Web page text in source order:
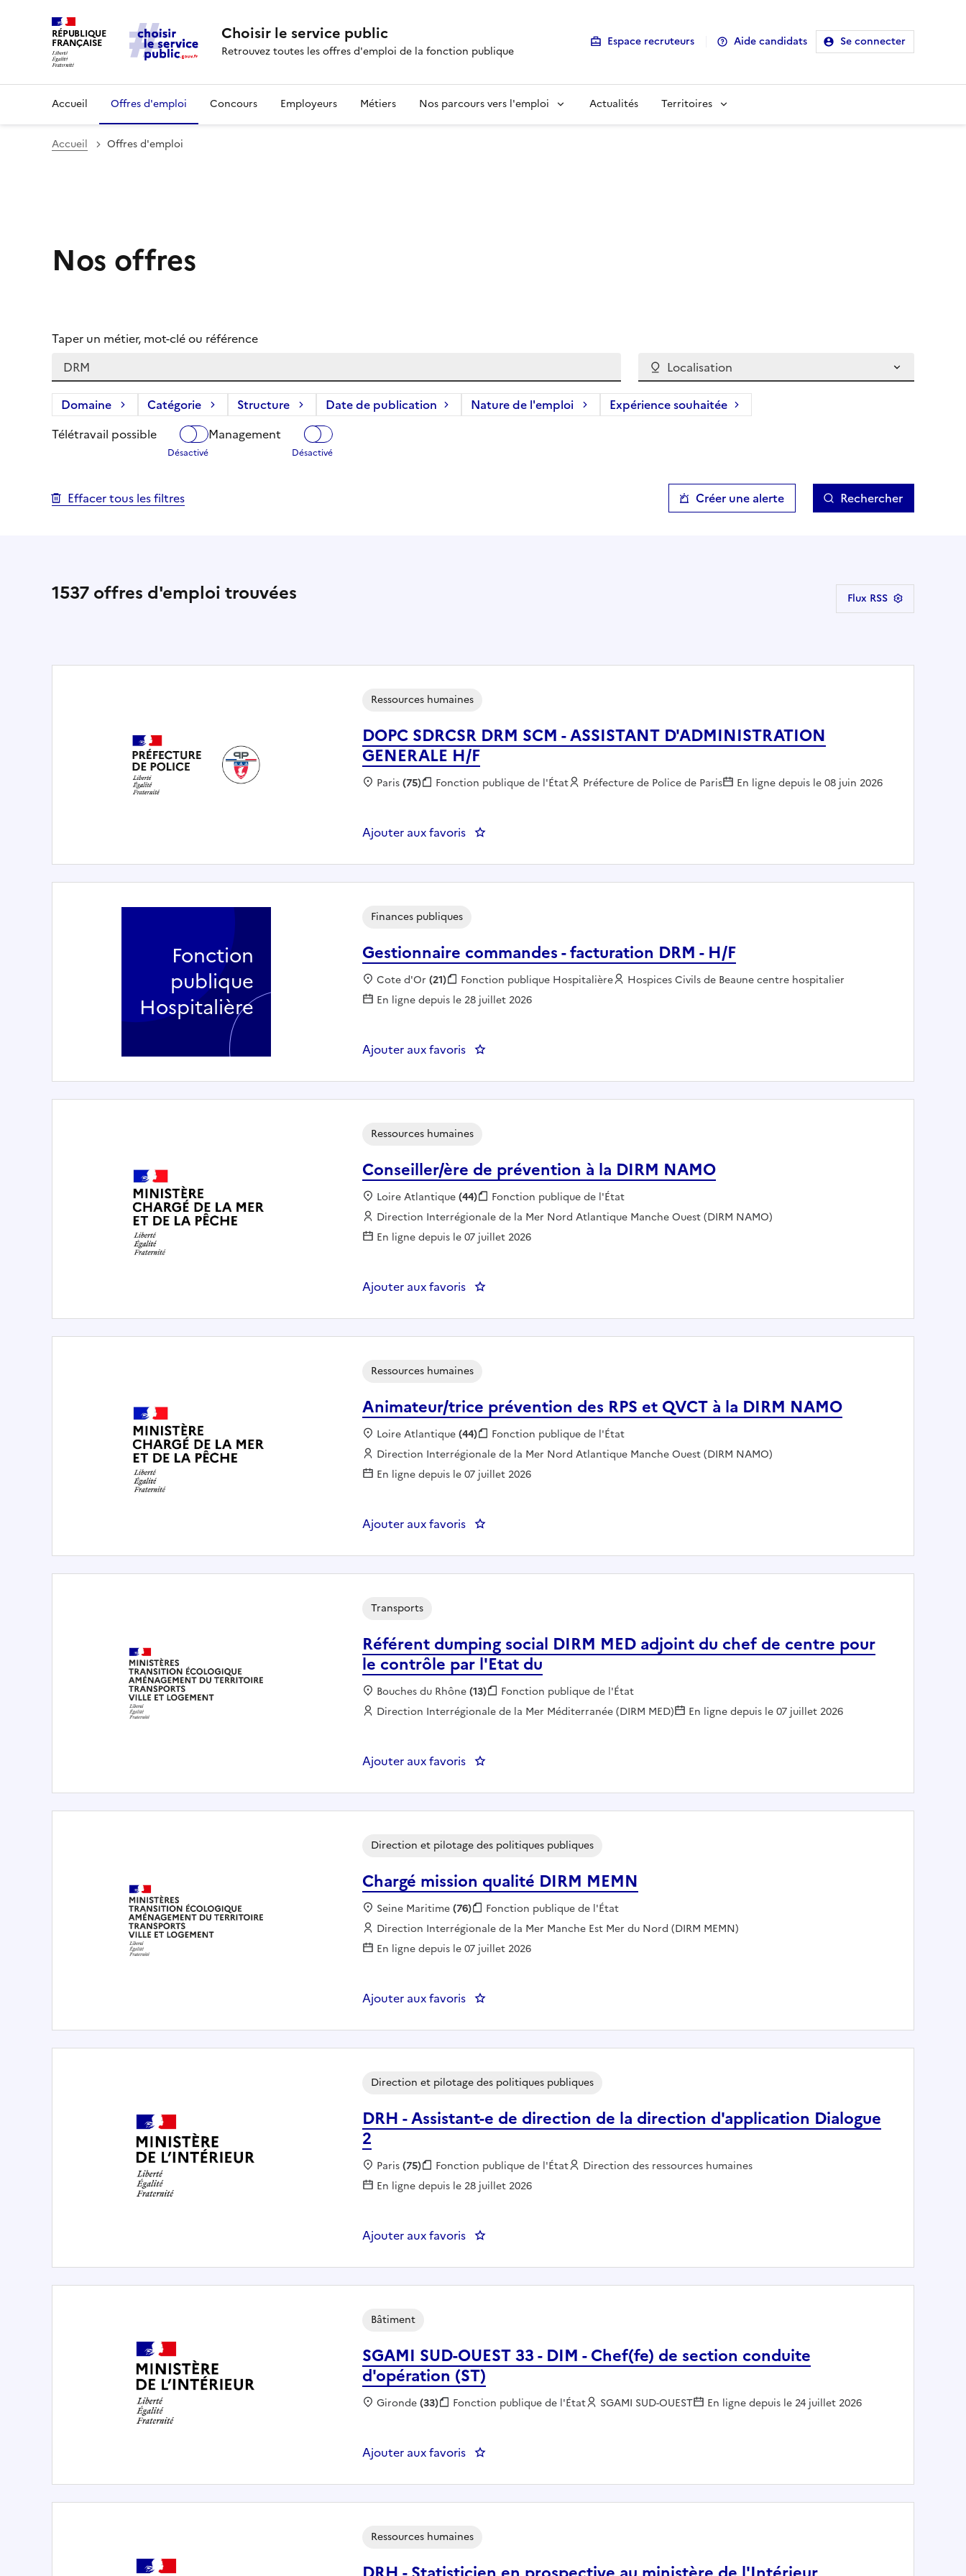
RÉPUBLIQUE
FRANÇAISE Choisir le service public
Retrouvez toutes les offres d'emploi de la fonction publique
Espace recruteurs Aide candidats Se connecter
Accueil Offres d'emploi Concours Employeurs Métiers Nos parcours vers l'emploi Actualités Territoires
Accueil Offres d'emploi
Nos offres
Taper un métier, mot-clé ou référence
Localisation
Domaine Catégorie Structure Date de publication Nature de l'emploi
Expérience souhaitée
Télétravail possible
Management
Effacer tous les filtres Créer une alerte Rechercher
1537offres d'emploi trouvées Flux RSS
DOPC SDRCSR DRM SCM - ASSISTANT D'ADMINISTRATION
GENERALE H/F
Ressources humaines
Localisation :
Paris(75) Fonction publique :
Fonction publique de l'État Employeur :
Préfecture de Police de Paris En ligne depuis le 08 juin 2026
Ajouter aux favoris : DOPC SDRCSR DRM SCM - ASSISTANT D'ADMINISTRATION GENERALE H/F
Gestionnaire commandes - facturation DRM - H/F
Finances publiques
Localisation :
Cote d'Or(21) Fonction publique :
Fonction publique Hospitalière Employeur :
Hospices Civils de Beaune centre hospitalier
En ligne depuis le 28 juillet 2026
Ajouter aux favoris : Gestionnaire commandes - facturation DRM - H/F
Fonction
publique
Hospitalière
Conseiller/ère de prévention à la DIRM NAMO
Ressources humaines
Localisation :
Loire Atlantique(44) Fonction publique :
Fonction publique de l'État
Employeur :
Direction Interrégionale de la Mer Nord Atlantique Manche Ouest (DIRM NAMO)
En ligne depuis le 07 juillet 2026
Ajouter aux favoris : Conseiller/ère de prévention à la DIRM NAMO
Animateur/trice prévention des RPS et QVCT à la DIRM NAMO
Ressources humaines
Localisation :
Loire Atlantique(44) Fonction publique :
Fonction publique de l'État
Employeur :
Direction Interrégionale de la Mer Nord Atlantique Manche Ouest (DIRM NAMO)
En ligne depuis le 07 juillet 2026
Ajouter aux favoris : Animateur/trice prévention des RPS et QVCT à la DIRM NAMO
Référent dumping social DIRM MED adjoint du chef de centre pour
le contrôle par l'Etat du
Transports
Localisation :
Bouches du Rhône(13) Fonction publique :
Fonction publique de l'État
Employeur :
Direction Interrégionale de la Mer Méditerranée (DIRM MED) En ligne depuis le 07 juillet 2026
Ajouter aux favoris : Référent dumping social DIRM MED adjoint du chef de centre pour le contrôle par l'Etat
Chargé mission qualité DIRM MEMN
Direction et pilotage des politiques publiques
Localisation :
Seine Maritime(76) Fonction publique :
Fonction publique de l'État
Employeur :
Direction Interrégionale de la Mer Manche Est Mer du Nord (DIRM MEMN)
En ligne depuis le 07 juillet 2026
Ajouter aux favoris : Chargé mission qualité DIRM MEMN
DRH - Assistant-e de direction de la direction d'application Dialogue
2
Direction et pilotage des politiques publiques
Localisation :
Paris(75) Fonction publique :
Fonction publique de l'État Employeur :
Direction des ressources humaines
En ligne depuis le 28 juillet 2026
Ajouter aux favoris : DRH - Assistant-e de direction de la direction d'application Dialogue 2
SGAMI SUD-OUEST 33 - DIM - Chef(fe) de section conduite
d'opération (ST)
Bâtiment
Localisation :
Gironde(33) Fonction publique :
Fonction publique de l'État Employeur :
SGAMI SUD-OUEST En ligne depuis le 24 juillet 2026
Ajouter aux favoris
Ressources humaines